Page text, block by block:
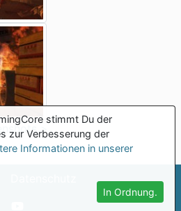
stimmt Du der
zur Verbesserung der
Informationen in unserer
In Ordnung.
>